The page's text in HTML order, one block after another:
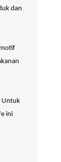
dan
Untuk
ini